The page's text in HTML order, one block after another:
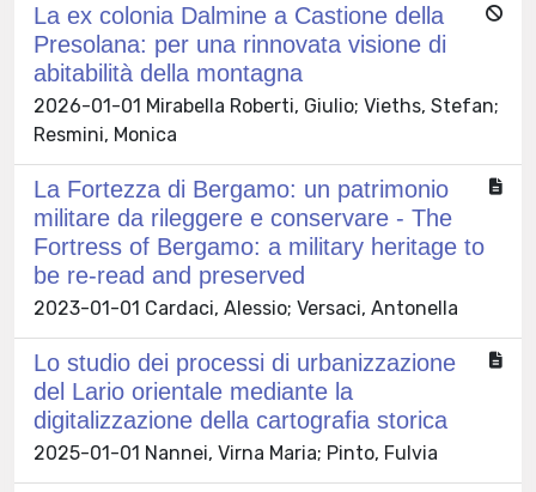
La ex colonia Dalmine a Castione della
Presolana: per una rinnovata visione di
abitabilità della montagna
2026-01-01 Mirabella Roberti, Giulio; Vieths, Stefan;
Resmini, Monica
La Fortezza di Bergamo: un patrimonio
militare da rileggere e conservare - The
Fortress of Bergamo: a military heritage to
be re-read and preserved
2023-01-01 Cardaci, Alessio; Versaci, Antonella
Lo studio dei processi di urbanizzazione
del Lario orientale mediante la
digitalizzazione della cartografia storica
2025-01-01 Nannei, Virna Maria; Pinto, Fulvia